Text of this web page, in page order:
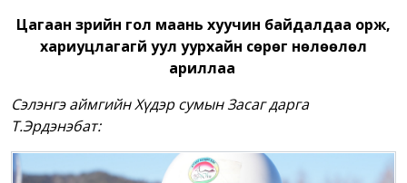
Цагаан зүрийн гол маань хуучин байдалдаа орж,
хариуцлагагүй уул уурхайн сөрөг нөлөөлөл
ариллаа
Сэлэнгэ аймгийн Хүдэр сумын Засаг дарга
Т.Эрдэнэбат: